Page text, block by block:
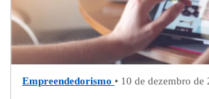
Empreendedorismo • 10 de dezembro de